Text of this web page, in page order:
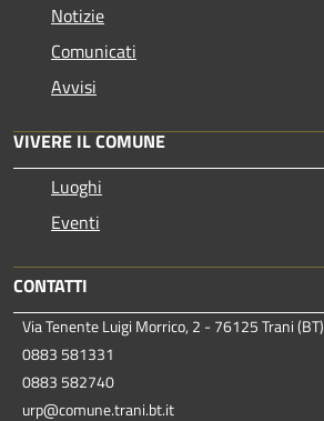
Notizie
Comunicati
Avvisi
VIVERE IL COMUNE
Luoghi
Eventi
CONTATTI
Via Tenente Luigi Morrico, 2 - 76125 Trani (BT)
0883 581331
0883 582740
urp@comune.trani.bt.it